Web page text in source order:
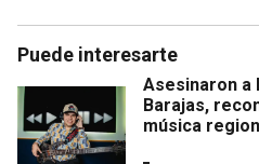
Puede interesarte
Asesinaron a
Barajas,
música